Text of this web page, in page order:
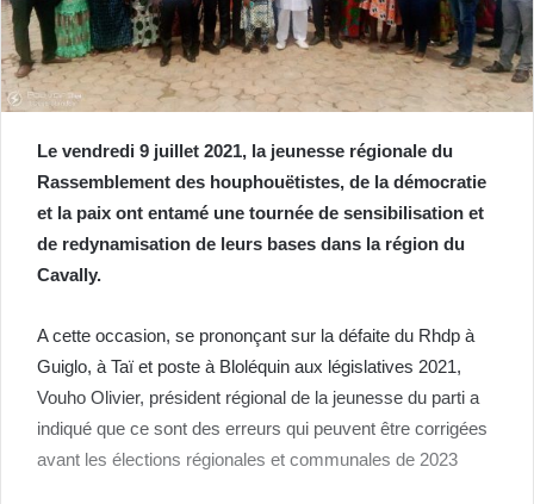
Le vendredi 9 juillet 2021, la jeunesse régionale du
Rassemblement des houphouëtistes, de la démocratie
et la paix ont entamé une tournée de sensibilisation et
de redynamisation de leurs bases dans la région du
Cavally.
A cette occasion, se prononçant sur la défaite du Rhdp à
Guiglo, à Taï et poste à Bloléquin aux législatives 2021,
Vouho Olivier, président régional de la jeunesse du parti a
indiqué que ce sont des erreurs qui peuvent être corrigées
avant les élections régionales et communales de 2023